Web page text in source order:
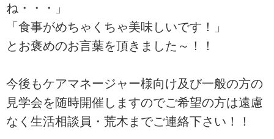
ね・・・」
「食事がめちゃくちゃ美味しいです！」
とお褒めのお言葉を頂きました～！！
今後もケアマネージャー様向け及び一般の方の
見学会を随時開催しますのでご希望の方は遠慮
なく生活相談員・荒木までご連絡下さい！！